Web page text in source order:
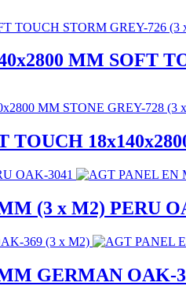
MM SOFT
(3 x M2) PERU
GERMAN OAK-